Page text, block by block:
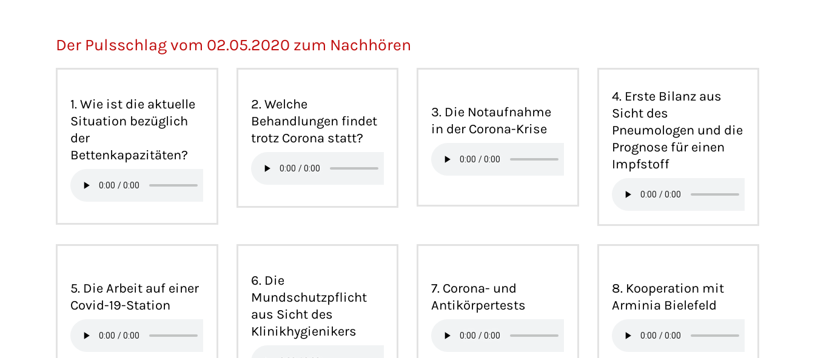
Der Pulsschlag vom 02.05.2020 zum Nachhören
1. Wie ist die aktuelle
Situation bezüglich
der
Bettenkapazitäten?
2. Welche
Behandlungen findet
trotz Corona statt?
3. Die Notaufnahme
in der Corona-Krise
4. Erste Bilanz aus
Sicht des
Pneumologen und die
Prognose für einen
Impfstoff
5. Die Arbeit auf einer
Covid-19-Station
6. Die
Mundschutzpflicht
aus Sicht des
Klinikhygienikers
7. Corona- und
Antikörpertests
8. Kooperation mit
Arminia Bielefeld